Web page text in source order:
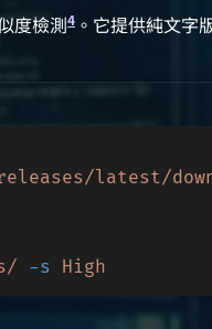
度檢測4 。它提供純文字
latest/
-s High